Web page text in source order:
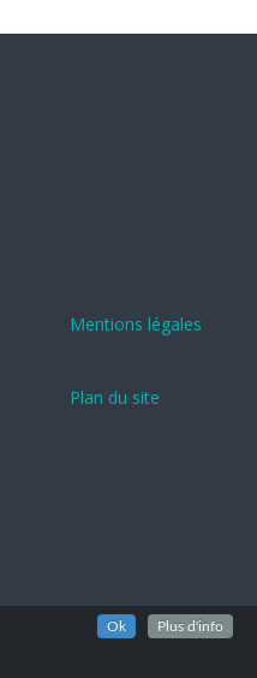
Mentions légales
Plan du site
Ok Plus d'info